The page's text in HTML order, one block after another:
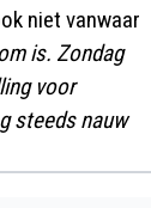
niet vanwaar
is. Zondag
voor
steeds nauw